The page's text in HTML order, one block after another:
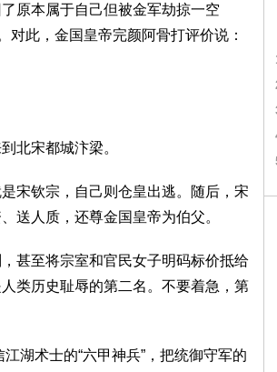
原本属于自己但被金军劫掠一空
对此，金国皇帝完颜阿骨打评价说：
北宋都城汴梁。
宋钦宗，自己则仓皇出逃。随后，宋
送人质，还尊金国皇帝为伯父。
甚至将宗室和官民女子明码标价抵给
类历史耻辱的第二名。不要着急，第
湖术士的“六甲神兵”，把统御守军的